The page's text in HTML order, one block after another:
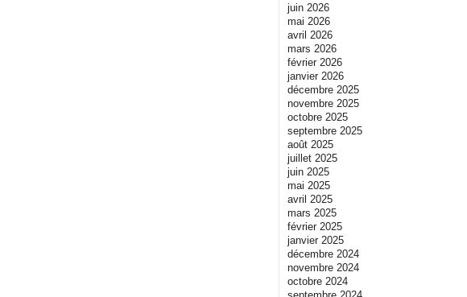
juin 2026
mai 2026
avril 2026
mars 2026
février 2026
janvier 2026
décembre 2025
novembre 2025
octobre 2025
septembre 2025
août 2025
juillet 2025
juin 2025
mai 2025
avril 2025
mars 2025
février 2025
janvier 2025
décembre 2024
novembre 2024
octobre 2024